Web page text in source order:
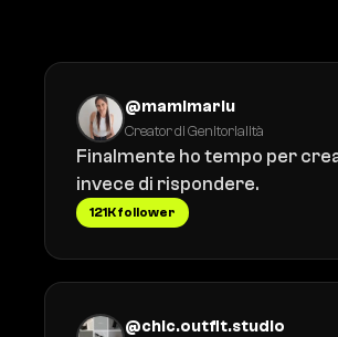
@mamimariu
Creator di Genitorialità
Finalmente ho tempo per
invece di rispondere.
121K follower
@chic.outfit.studio